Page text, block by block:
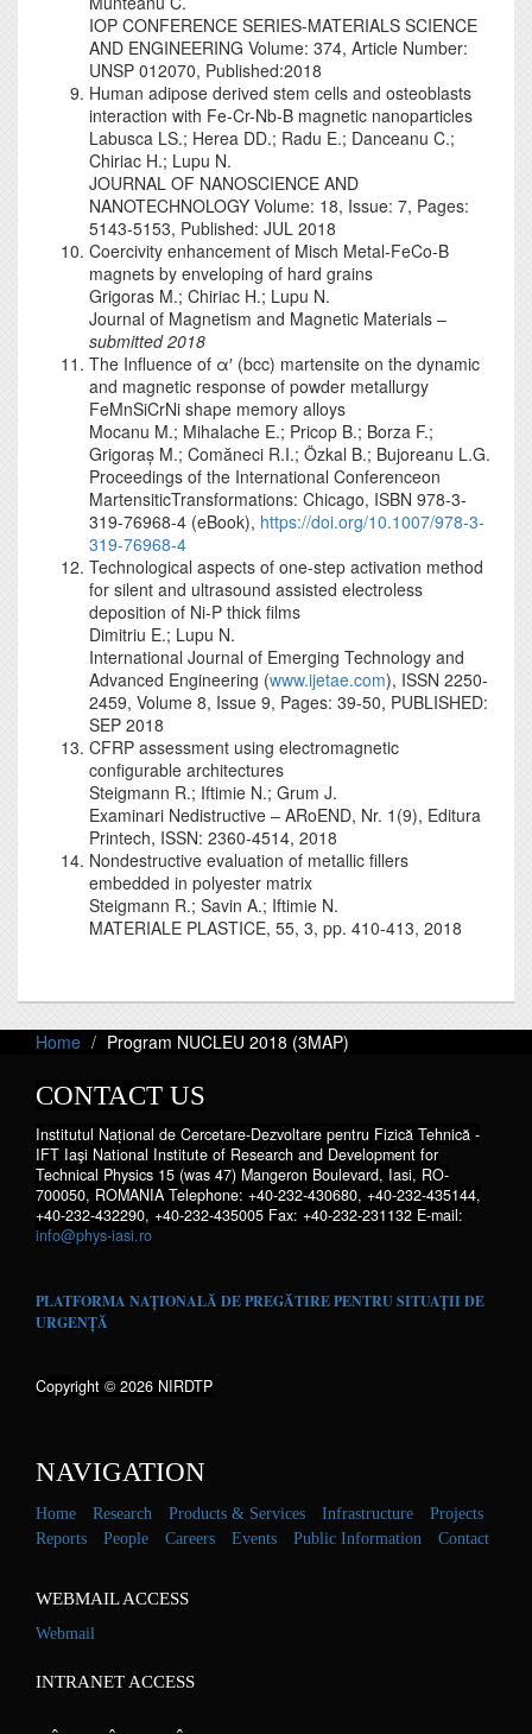
IOP CONFERENCE SERIES-MATERIALS SCIENCE
AND ENGINEERING Volume: 374, Article Number:
UNSP 012070, Published:2018
Human adipose derived stem cells and osteoblasts
interaction with Fe-Cr-Nb-B magnetic nanoparticles
Labusca LS.; Herea DD.; Radu E.; Danceanu C.;
Chiriac H.; Lupu N.
JOURNAL OF NANOSCIENCE AND
NANOTECHNOLOGY Volume: 18, Issue: 7, Pages:
5143-5153, Published: JUL 2018
Coercivity enhancement of Misch Metal-FeCo-B
magnets by enveloping of hard grains
Grigoras M.; Chiriac H.; Lupu N.
Journal of Magnetism and Magnetic Materials –
submitted 2018
The Influence of α′ (bcc) martensite on the dynamic
and magnetic response of powder metallurgy
FeMnSiCrNi shape memory alloys
Mocanu M.; Mihalache E.; Pricop B.; Borza F.;
Grigoraș M.; Comăneci R.I.; Özkal B.; Bujoreanu L.G.
Proceedings of the International Conferenceon
MartensiticTransformations: Chicago, ISBN 978-3-
319-76968-4 (eBook), https://doi.org/10.1007/978-3-
319-76968-4
Technological aspects of one-step activation method
for silent and ultrasound assisted electroless
deposition of Ni-P thick films
Dimitriu E.; Lupu N.
International Journal of Emerging Technology and
Advanced Engineering (www.ijetae.com), ISSN 2250-
2459, Volume 8, Issue 9, Pages: 39-50, PUBLISHED:
SEP 2018
CFRP assessment using electromagnetic
configurable architectures
Steigmann R.; Iftimie N.; Grum J.
Examinari Nedistructive – ARoEND, Nr. 1(9), Editura
Printech, ISSN: 2360-4514, 2018
Nondestructive evaluation of metallic fillers
embedded in polyester matrix
Steigmann R.; Savin A.; Iftimie N.
MATERIALE PLASTICE, 55, 3, pp. 410-413, 2018
Home Program NUCLEU 2018 (3MAP)
CONTACT US
Institutul Național de Cercetare-Dezvoltare pentru Fizică Tehnică -
IFT Iaşi National Institute of Research and Development for
Technical Physics 15 (was 47) Mangeron Boulevard, Iasi, RO-
700050, ROMANIA Telephone: +40-232-430680, +40-232-435144,
+40-232-432290, +40-232-435005 Fax: +40-232-231132 E-mail:
info@phys-iasi.ro
PLATFORMA NAȚIONALĂ DE PREGĂTIRE PENTRU SITUAȚII DE
URGENȚĂ
Copyright © 2026 NIRDTP
NAVIGATION
Home Research Products & Services Infrastructure
Projects
Reports
People Careers Events Public Information Contact
WEBMAIL ACCESS
Webmail
INTRANET ACCESS